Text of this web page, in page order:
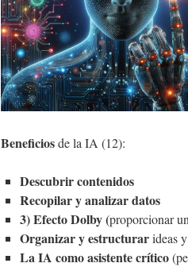
Beneficiosde la IA (12):
Descubrir contenidos
Recopilar y analizar datos
3) Efecto Dolby (proporcionar
Organizar y estructurarideas
La IA como asistente crítico